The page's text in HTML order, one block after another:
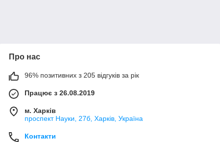
Про нас
96% позитивних з 205 відгуків за рік
Працює з 26.08.2019
м. Харків
проспект Науки, 27б, Харків, Україна
Контакти